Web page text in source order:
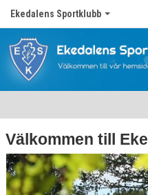
Ekedalens Sportklubb
Våra lag
Om föreningen
Välkommen till